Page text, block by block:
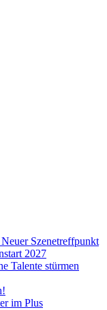
Szenetreffpunkt
2027
Talente stürmen
im Plus